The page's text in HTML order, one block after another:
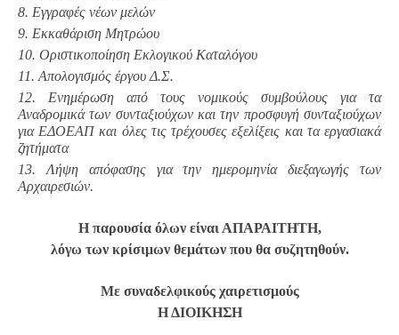
8. Εγγραφές νέων μελών
9. Εκκαθάριση Μητρώου
10. Οριστικοποίηση Εκλογικού Καταλόγου
11. Απολογισμός έργου Δ.Σ.
12. Ενημέρωση από τους νομικούς συμβούλους για τα
Αναδρομικά των συνταξιούχων και την προσφυγή συνταξιούχων
για ΕΔΟΕΑΠ και όλες τις τρέχουσες εξελίξεις και τα εργασιακά
ζητήματα
13. Λήψη απόφασης για την ημερομηνία διεξαγωγής των
Αρχαιρεσιών.
Η παρουσία όλων είναι ΑΠΑΡΑΙΤΗΤΗ,
λόγω των κρίσιμων θεμάτων που θα συζητηθούν.
Με συναδελφικούς χαιρετισμούς
Η ΔΙΟΙΚΗΣΗ